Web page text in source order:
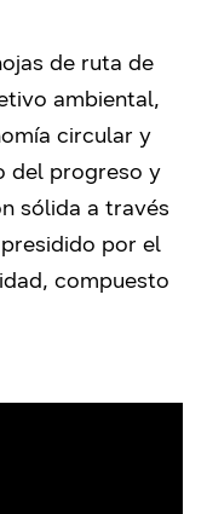
de ruta de
ambiental,
circular y
del progreso y
sólida a través
por el
compuesto